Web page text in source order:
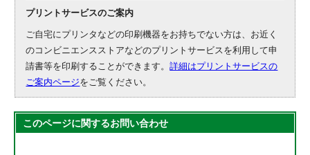
プリントサービスのご案内
ご自宅にプリンタなどの印刷機器をお持ちでない方は、お近く
のコンビニエンスストアなどのプリントサービスを利用して申
請書等を印刷することができます。詳細はプリントサービスの
ご案内ページをご覧ください。
このページに関するお問い合わせ